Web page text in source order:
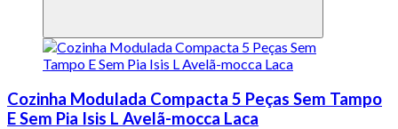
Cozinha Modulada Compacta 5 Peças Sem Tampo
E Sem Pia Isis L Avelã-mocca Laca